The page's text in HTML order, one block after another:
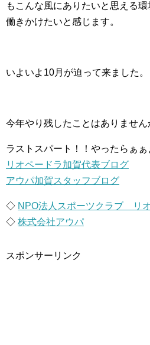
もこんな風にありたいと思える
働きかけたいと感じます。
いよいよ10月が迫って来ました。
今年やり残したことはありません
ラストスパート！！やったらぁぁ
リオペードラ加賀代表ブログ
アウパ加賀スタッフブログ
◇ NPO法人スポーツクラブ リ
◇ 株式会社アウパ
スポンサーリンク